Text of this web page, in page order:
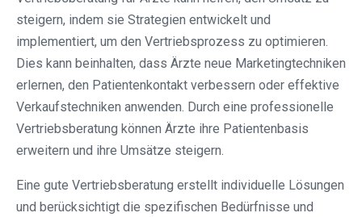
steigern, indem sie Strategien entwickelt und
implementiert, um den Vertriebsprozess zu optimieren.
Dies kann beinhalten, dass Ärzte neue Marketingtechniken
erlernen, den Patientenkontakt verbessern oder effektive
Verkaufstechniken anwenden. Durch eine professionelle
Vertriebsberatung können Ärzte ihre Patientenbasis
erweitern und ihre Umsätze steigern.
Eine gute Vertriebsberatung erstellt individuelle Lösungen
und berücksichtigt die spezifischen Bedürfnisse und